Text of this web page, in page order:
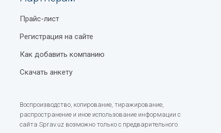
Прайс-лист
Регистрация на сайте
Как добавить компанию
Скачать анкету
Воспроизводство, копирование, тиражирование,
распространение и иное использование информации с
сайта Sprav.uz возможно только с предварительного